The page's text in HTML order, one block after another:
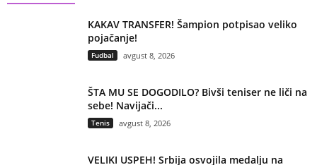
KAKAV TRANSFER! Šampion potpisao veliko
pojačanje!
Fudbal avgust 8, 2026
ŠTA MU SE DOGODILO? Bivši teniser ne liči na
sebe! Navijači...
Tenis avgust 8, 2026
VELIKI USPEH! Srbija osvojila medalju na